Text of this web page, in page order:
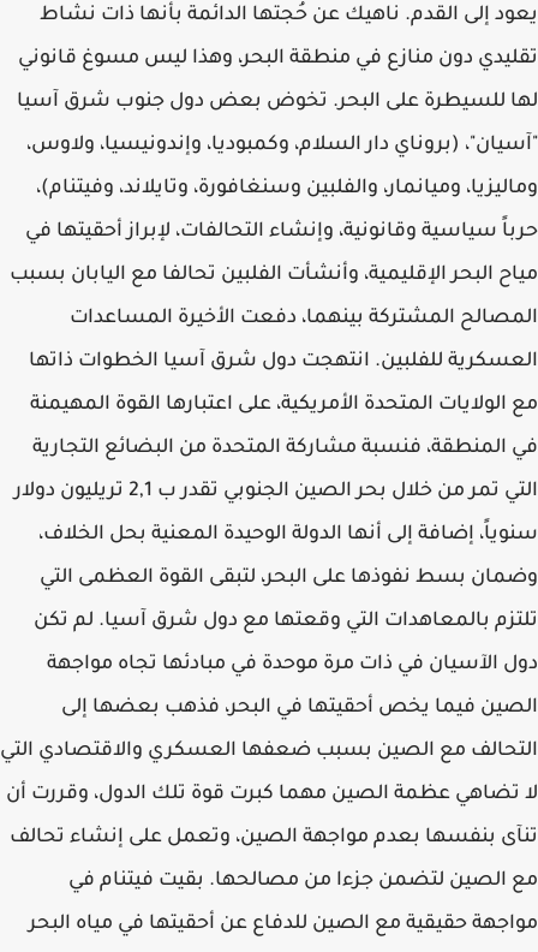
يعود إلى القدم. ناهيك عن حُجتها الدائمة بأنها ذات نشاط
تقليدي دون منازع في منطقة البحر، وهذا ليس مسوغ قانوني
لها للسيطرة على البحر. تخوض بعض دول جنوب شرق آسيا
"آسيان"، (بروناي دار السلام، وكمبوديا، وإندونيسيا، ولاوس،
وماليزيا، وميانمار، والفلبين وسنغافورة، وتايلاند، وفيتنام)،
حرباً سياسية وقانونية، وإنشاء التحالفات، لإبراز أحقيتها في
مياح البحر الإقليمية، وأنشأت الفلبين تحالفا مع اليابان بسبب
المصالح المشتركة بينهما، دفعت الأخيرة المساعدات
العسكرية للفلبين. انتهجت دول شرق آسيا الخطوات ذاتها
مع الولايات المتحدة الأمريكية، على اعتبارها القوة المهيمنة
في المنطقة، فنسبة مشاركة المتحدة من البضائع التجارية
التي تمر من خلال بحر الصين الجنوبي تقدر ب 2,1 تريليون دولار
سنوياً، إضافة إلى أنها الدولة الوحيدة المعنية بحل الخلاف،
وضمان بسط نفوذها على البحر، لتبقى القوة العظمى التي
تلتزم بالمعاهدات التي وقعتها مع دول شرق آسيا. لم تكن
دول الآسيان في ذات مرة موحدة في مبادئها تجاه مواجهة
الصين فيما يخص أحقيتها في البحر، فذهب بعضها إلى
التحالف مع الصين بسبب ضعفها العسكري والاقتصادي التي
لا تضاهي عظمة الصين مهما كبرت قوة تلك الدول، وقررت أن
تنآى بنفسها بعدم مواجهة الصين، وتعمل على إنشاء تحالف
مع الصين لتضمن جزءا من مصالحها. بقيت فيتنام في
مواجهة حقيقية مع الصين للدفاع عن أحقيتها في مياه البحر